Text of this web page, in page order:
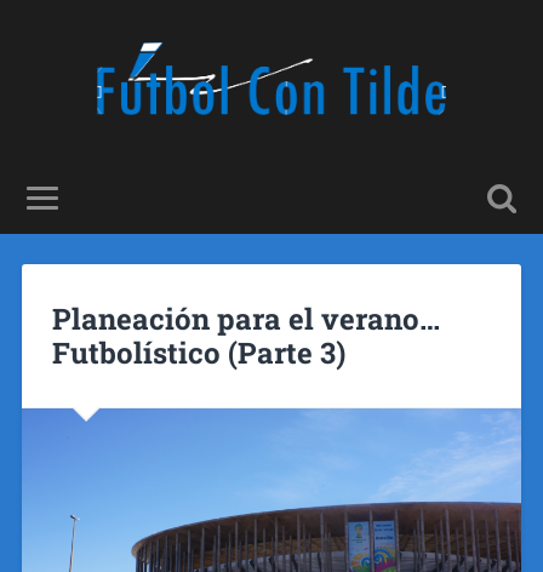
Planeación para el verano…
Futbolístico (Parte 3)